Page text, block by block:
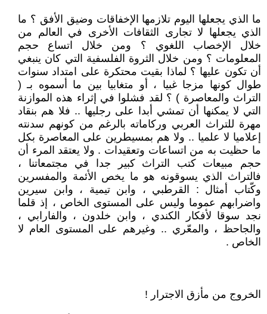
ما الذي يجعلها اليوم تلازمها الإخفاقات وضيق الأفق ؟ ما
الذي يجعلها لا تجارى الثقافات الأخرى في العالم من
خلال الإخصاب اللغوي ؟ ومن خلال اتساع حجم
المعلومات ؟ ومن خلال الثروة الفلسفية التي كان ينبغي
أن تكون عليها ؟ لماذا بقيت محتكرة على امتداد سنوات
طوال كونها مزجا غبيا ، أو متغابيا بين ما أسموه بـ (
التراث والمعاصرة ) ؟ لقد فشلوا في إثراء هذه الموازنة
التي لا يمكنها أن تمشي أبدا على رجليها .. فلا هم بنقاد
مهرة للتراث العربي وركاماته بالرغم من كونهم سدنته
إعلاميا لا علميا .. ولا هم بمسيطرين على المعاصرة بكل
ما حظيت به من اتساعات وتعقيدات . ولا يعتقد المرء أن
حجم مبيعات كتب التراث كبير جدا في مجتمعاتنا ،
فالتراث الذي يسوقونه هو ما يخص الأئمة والمفسرين
وكّتاب أمثال : القرطبي ، وابن تيمية ، وابن سيرين
واضرابهم عموما وليس على المستوى الخاص ، إذ قلما
نجد سوقا لأفكار الكندي ، وابن خلدون ، والفارابي ،
والجاحظ ، والمعّري .. وغيرهم على المستوى العام لا
الخاص .
الخروج من مأزق الاجترار !